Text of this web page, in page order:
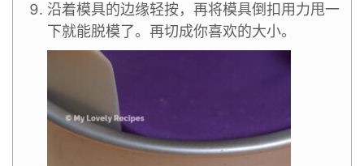
沿着模具的边缘轻按，再将模具倒扣用力甩一
下就能脱模了。再切成你喜欢的大小。